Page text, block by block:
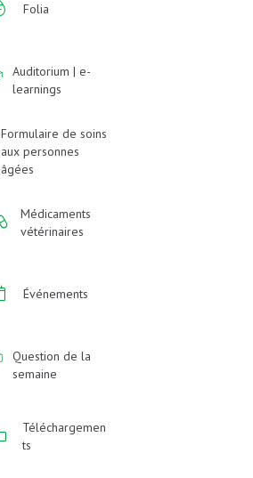
Folia
Auditorium | e-
learnings
Formulaire de soins
aux personnes
âgées
Médicaments
vétérinaires
Événements
Question de la
semaine
Téléchargemen
ts